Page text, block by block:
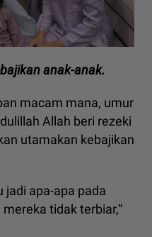
anak-anak.
macam mana, umur
Allah beri rezeki
utamakan kebajikan
jadi apa-apa pada
tidak terbiar,”